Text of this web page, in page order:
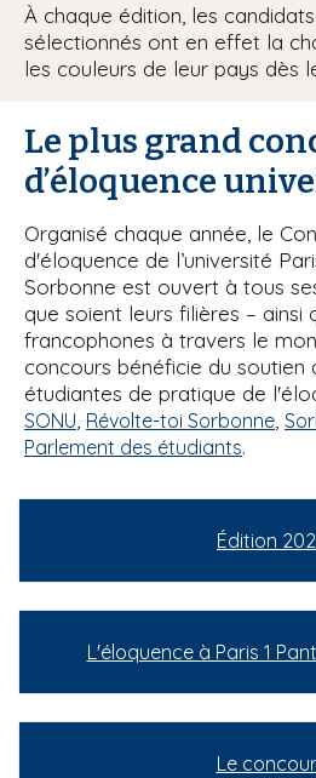
À chaque édition, les
sélectionnés ont en effet la
les couleurs de leur pays dès
Le plus grand
d’éloquence
Organisé chaque année, le
d'éloquence de l’université
Sorbonne est ouvert à tous
que soient leurs filières – ainsi
francophones à travers le
concours bénéficie du
étudiantes de pratique de
SONU Révolte-toi Sorbonne
Parlement des étudiants.
Édition
L'éloquence à Paris 1
Le